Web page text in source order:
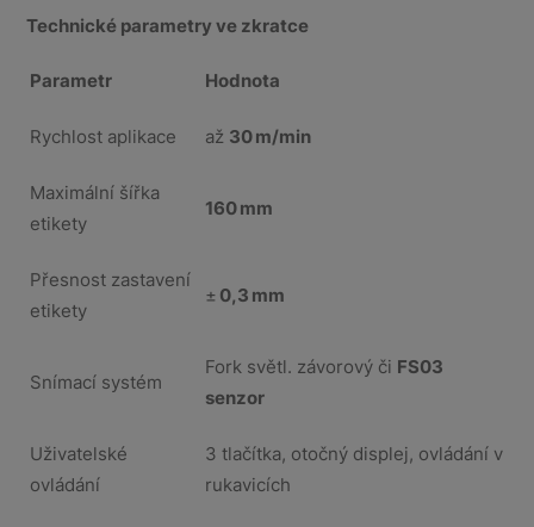
Technické parametry ve zkratce
Parametr Hodnota
Rychlost aplikace až 30m/min
Maximální šířka
etikety
160mm
Přesnost zastavení
etikety
± 0,3 mm
Snímací systém
Fork světl. závorový či FS03
senzor
Uživatelské
ovládání
3 tlačítka, otočný displej, ovládání v
rukavicích